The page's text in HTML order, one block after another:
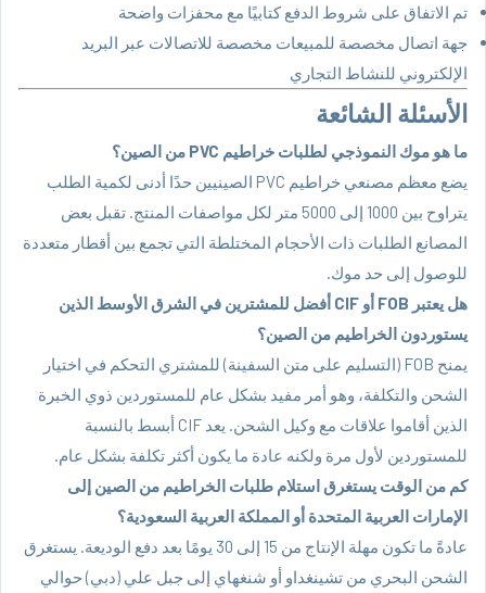
تم الاتفاق على شروط الدفع كتابيًا مع محفزات واضحة
جهة اتصال مخصصة للمبيعات مخصصة للاتصالات عبر البريد
الإلكتروني للنشاط التجاري
الأسئلة الشائعة
ما هو موك النموذجي لطلبات خراطيم PVC من الصين؟
يضع معظم مصنعي خراطيم PVC الصينيين حدًا أدنى لكمية الطلب
يتراوح بين 1000 إلى 5000 متر لكل مواصفات المنتج. تقبل بعض
المصانع الطلبات ذات الأحجام المختلطة التي تجمع بين أقطار متعددة
للوصول إلى حد موك.
هل يعتبر FOB أو CIF أفضل للمشترين في الشرق الأوسط الذين
يستوردون الخراطيم من الصين؟
يمنح FOB (التسليم على متن السفينة) للمشتري التحكم في اختيار
الشحن والتكلفة، وهو أمر مفيد بشكل عام للمستوردين ذوي الخبرة
الذين أقاموا علاقات مع وكيل الشحن. يعد CIF أبسط بالنسبة
للمستوردين لأول مرة ولكنه عادة ما يكون أكثر تكلفة بشكل عام.
كم من الوقت يستغرق استلام طلبات الخراطيم من الصين إلى
الإمارات العربية المتحدة أو المملكة العربية السعودية؟
عادةً ما تكون مهلة الإنتاج من 15 إلى 30 يومًا بعد دفع الوديعة. يستغرق
الشحن البحري من تشينغداو أو شنغهاي إلى جبل علي (دبي) حوالي